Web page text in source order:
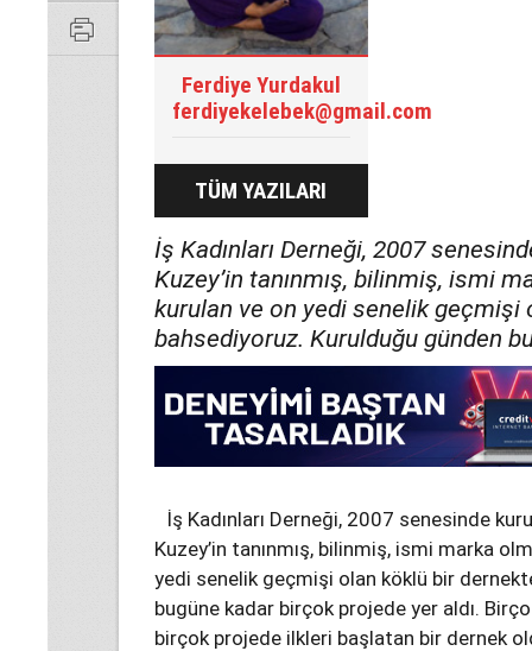
Ferdiye Yurdakul
ferdiyekelebek@gmail.com
TÜM YAZILARI
İş Kadınları Derneği, 2007
Kuzey’in tanınmış, bilinmiş, ismi
kurulan ve on yedi senelik geçmişi
bahsediyoruz. Kurulduğu günden
İş Kadınları Derneği, 2007 senesinde
Kuzey’in tanınmış, bilinmiş, ismi marka
yedi senelik geçmişi olan köklü bir
bugüne kadar birçok projede yer aldı.
birçok projede ilkleri başlatan bir dernek